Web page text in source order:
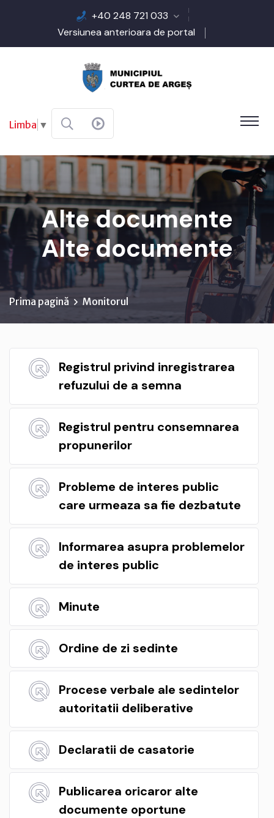
+40 248 721 033
Versiunea anterioara de portal
Limba ▼
Alte documente
Alte documente
Prima pagină Monitorul
Registrul privind inregistrarea
refuzului de a semna
Registrul pentru consemnarea
propunerilor
Probleme de interes public
care urmeaza sa fie dezbatute
Informarea asupra problemelor
de interes public
Minute
Ordine de zi sedinte
Procese verbale ale sedintelor
autoritatii deliberative
Declaratii de casatorie
Publicarea oricaror alte
documente oportune